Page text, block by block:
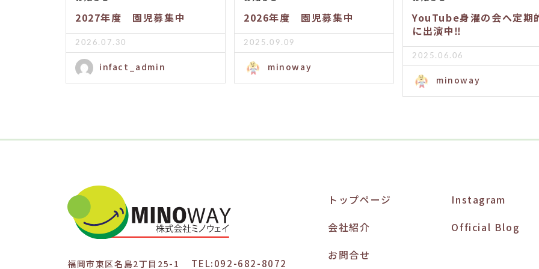
2027年度 園児募集中
2026.07.30
infact_admin
2026年度 園児募集中
2025.09.09
minoway
YouTube身濯の会へ定期
に出演中‼️
2025.06.06
minoway
福岡市東区名島2丁目25-1 TEL:092-682-8072
トップページ
会社紹介
お問合せ
Instagram
Official Blog